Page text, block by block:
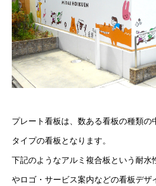
プレート看板は、数ある看板の種類の
タイプの看板となります。
下記のようなアルミ複合板という耐水
やロゴ・サービス案内などの看板デザ